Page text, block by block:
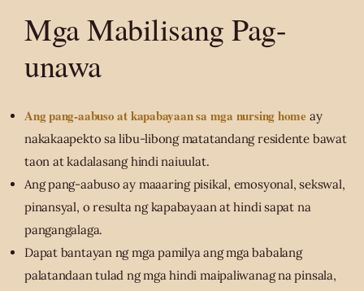
Mga Mabilisang Pag-
unawa
Ang pang-aabuso at kapabayaan sa mga nursing home ay
nakakaapekto sa libu-libong matatandang residente bawat
taon at kadalasang hindi naiuulat.
Ang pang-aabuso ay maaaring pisikal, emosyonal, sekswal,
pinansyal, o resulta ng kapabayaan at hindi sapat na
pangangalaga.
Dapat bantayan ng mga pamilya ang mga babalang
palatandaan tulad ng mga hindi maipaliwanag na pinsala,